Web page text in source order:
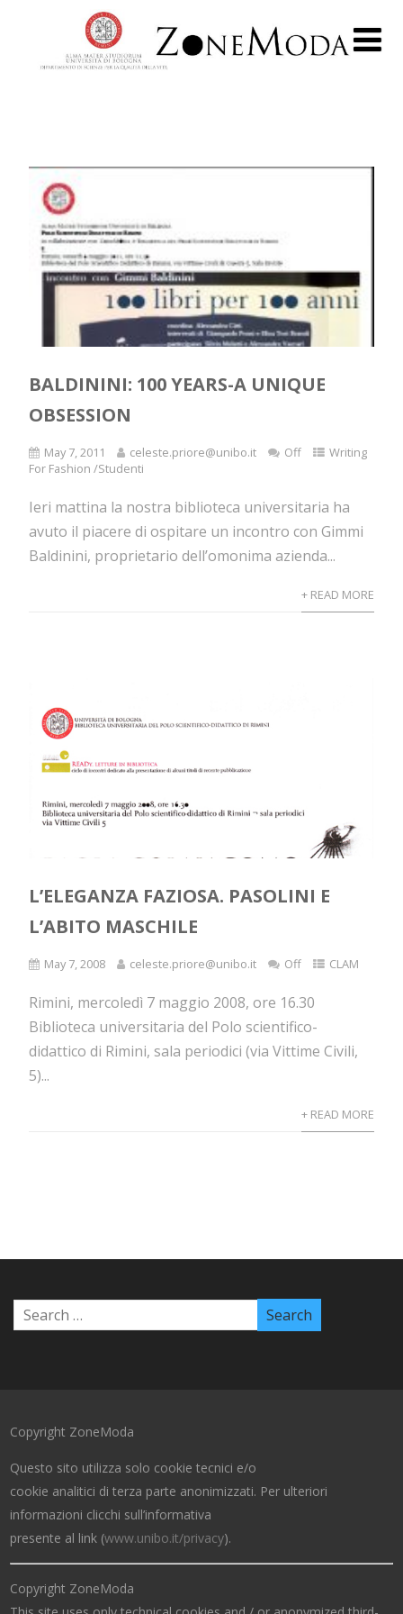
BALDININI: 100 YEARS-A UNIQUE
OBSESSION
May 7, 2011 celeste.priore@unibo.it Off
Writing
For Fashion /Studenti
Ieri mattina la nostra biblioteca universitaria ha
avuto il piacere di ospitare un incontro con Gimmi
Baldinini, proprietario dell’omonima azienda...
+ READ MORE
L’ELEGANZA FAZIOSA. PASOLINI E
L’ABITO MASCHILE
May 7, 2008 celeste.priore@unibo.it Off CLAM
Rimini, mercoledì 7 maggio 2008, ore 16.30
Biblioteca universitaria del Polo scientifico-
didattico di Rimini, sala periodici (via Vittime Civili,
5)...
+ READ MORE
Copyright ZoneModa
Questo sito utilizza solo cookie tecnici e/o
cookie analitici di terza parte anonimizzati. Per ulteriori
informazioni clicchi sull’informativa
presente al link (www.unibo.it/privacy).
Copyright ZoneModa